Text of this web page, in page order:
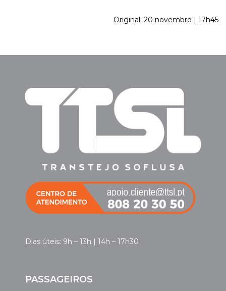
Original: 20 novembro | 17h45
Dias úteis: 9h – 13h | 14h – 17h30
PASSAGEIROS